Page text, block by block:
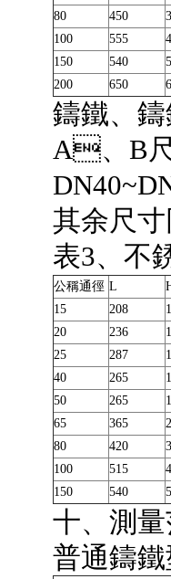
80 450
100
555
150
540
200
650
鑄鐵、
A、B尺
其余尺寸
表3
公稱通徑 L
15
208
20
236
25
287
40
265
50
265
65
365
80
420
100
515
150
540
十、測
普通鑄